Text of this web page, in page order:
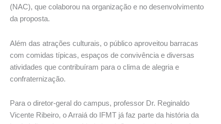
(NAC), que colaborou na organização e no desenvolvimento
da proposta.
Além das atrações culturais, o público aproveitou barracas
com comidas típicas, espaços de convivência e diversas
atividades que contribuíram para o clima de alegria e
confraternização.
Para o diretor-geral do campus, professor Dr. Reginaldo
Vicente Ribeiro, o Arraiá do IFMT já faz parte da história da